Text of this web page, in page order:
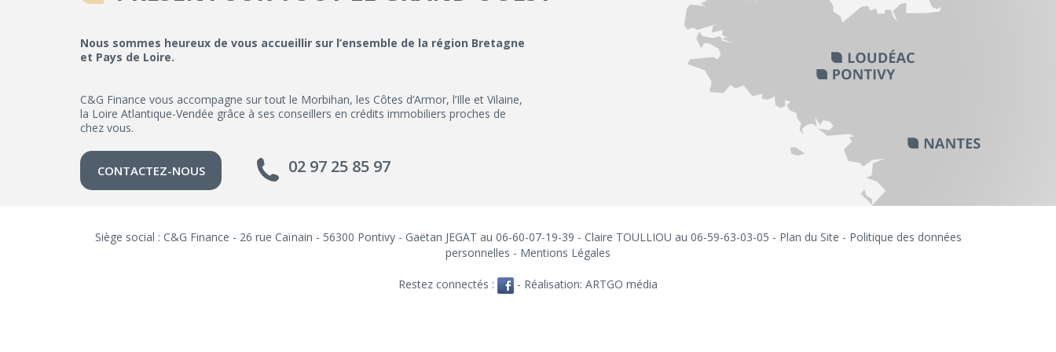
Nous sommes heureux de vous accueillir sur l’ensemble de la région Bretagne
et Pays de Loire.
C&G Finance vous accompagne sur tout le Morbihan, les Côtes d’Armor, l’Ille et Vilaine,
la Loire Atlantique-Vendée grâce à ses conseillers en crédits immobiliers proches de
chez vous.
CONTACTEZ-NOUS 02 97 25 85 97
Siège social : C&G Finance - 26 rue Caïnain - 56300 Pontivy - Gaëtan JEGAT au 06-60-07-19-39 - Claire TOULLIOU au 06-59-63-03-05 - Plan du Site - Politique des données
personnelles - Mentions Légales
Restez connectés : - Réalisation: ARTGO média